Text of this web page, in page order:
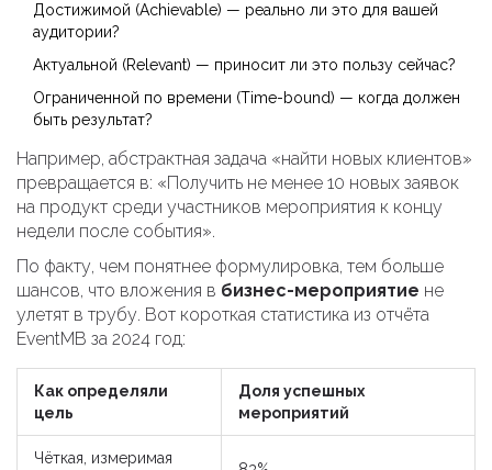
Достижимой (Achievable) — реально ли это для вашей
аудитории?
Актуальной (Relevant) — приносит ли это пользу сейчас?
Ограниченной по времени (Time-bound) — когда должен
быть результат?
Например, абстрактная задача «найти новых клиентов»
превращается в: «Получить не менее 10 новых заявок
на продукт среди участников мероприятия к концу
недели после события».
По факту, чем понятнее формулировка, тем больше
шансов, что вложения в бизнес-мероприятие не
улетят в трубу. Вот короткая статистика из отчёта
EventMB за 2024 год:
Как определяли
цель
Доля успешных
мероприятий
Чёткая, измеримая